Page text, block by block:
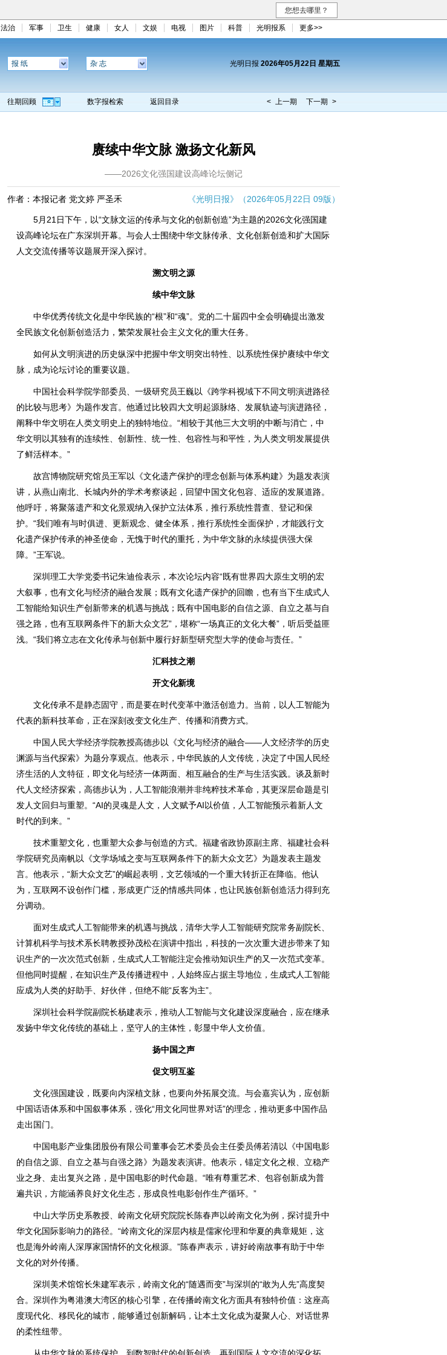
您想去哪里？
法治 军事 卫生 健康 女人 文娱 电视 图片 科普 光明报系 更多>>
报 纸 杂 志 光明日报 2026年05月22日 星期五
往期回顾 数字报检索 返回目录 < 上一期 下一期 >
赓续中华文脉 激扬文化新风
——2026文化强国建设高峰论坛侧记
作者：本报记者 党文婷 严圣禾 《光明日报》（2026年05月22日 09版）
5月21日下午，以“文脉文运的传承与文化的创新创造”为主题的2026文化强国建
设高峰论坛在广东深圳开幕。与会人士围绕中华文脉传承、文化创新创造和扩大国际
人文交流传播等议题展开深入探讨。
溯文明之源
续中华文脉
中华优秀传统文化是中华民族的“根”和“魂”。党的二十届四中全会明确提出激发
全民族文化创新创造活力，繁荣发展社会主义文化的重大任务。
如何从文明演进的历史纵深中把握中华文明突出特性、以系统性保护赓续中华文
脉，成为论坛讨论的重要议题。
中国社会科学院学部委员、一级研究员王巍以《跨学科视域下不同文明演进路径
的比较与思考》为题作发言。他通过比较四大文明起源脉络、发展轨迹与演进路径，
阐释中华文明在人类文明史上的独特地位。“相较于其他三大文明的中断与消亡，中
华文明以其独有的连续性、创新性、统一性、包容性与和平性，为人类文明发展提供
了鲜活样本。”
故宫博物院研究馆员王军以《文化遗产保护的理念创新与体系构建》为题发表演
讲，从燕山南北、长城内外的学术考察谈起，回望中国文化包容、适应的发展道路。
他呼吁，将聚落遗产和文化景观纳入保护立法体系，推行系统性普查、登记和保
护。“我们唯有与时俱进、更新观念、健全体系，推行系统性全面保护，才能践行文
化遗产保护传承的神圣使命，无愧于时代的重托，为中华文脉的永续提供强大保
障。”王军说。
深圳理工大学党委书记朱迪俭表示，本次论坛内容“既有世界四大原生文明的宏
大叙事，也有文化与经济的融合发展；既有文化遗产保护的回瞻，也有当下生成式人
工智能给知识生产创新带来的机遇与挑战；既有中国电影的自信之源、自立之基与自
强之路，也有互联网条件下的新大众文艺”，堪称“一场真正的文化大餐”，听后受益匪
浅。“我们将立志在文化传承与创新中履行好新型研究型大学的使命与责任。”
汇科技之潮
开文化新境
文化传承不是静态固守，而是要在时代变革中激活创造力。当前，以人工智能为
代表的新科技革命，正在深刻改变文化生产、传播和消费方式。
中国人民大学经济学院教授高德步以《文化与经济的融合——人文经济学的历史
渊源与当代探索》为题分享观点。他表示，中华民族的人文传统，决定了中国人民经
济生活的人文特征，即文化与经济一体两面、相互融合的生产与生活实践。谈及新时
代人文经济探索，高德步认为，人工智能浪潮并非纯粹技术革命，其更深层命题是引
发人文回归与重塑。“AI的灵魂是人文，人文赋予AI以价值，人工智能预示着新人文
时代的到来。”
技术重塑文化，也重塑大众参与创造的方式。福建省政协原副主席、福建社会科
学院研究员南帆以《文学场域之变与互联网条件下的新大众文艺》为题发表主题发
言。他表示，“新大众文艺”的崛起表明，文艺领域的一个重大转折正在降临。他认
为，互联网不设创作门槛，形成更广泛的情感共同体，也让民族创新创造活力得到充
分调动。
面对生成式人工智能带来的机遇与挑战，清华大学人工智能研究院常务副院长、
计算机科学与技术系长聘教授孙茂松在演讲中指出，科技的一次次重大进步带来了知
识生产的一次次范式创新，生成式人工智能注定会推动知识生产的又一次范式变革。
但他同时提醒，在知识生产及传播进程中，人始终应占据主导地位，生成式人工智能
应成为人类的好助手、好伙伴，但绝不能“反客为主”。
深圳社会科学院副院长杨建表示，推动人工智能与文化建设深度融合，应在继承
发扬中华文化传统的基础上，坚守人的主体性，彰显中华人文价值。
扬中国之声
促文明互鉴
文化强国建设，既要向内深植文脉，也要向外拓展交流。与会嘉宾认为，应创新
中国话语体系和中国叙事体系，强化“用文化同世界对话”的理念，推动更多中国作品
走出国门。
中国电影产业集团股份有限公司董事会艺术委员会主任委员傅若清以《中国电影
的自信之源、自立之基与自强之路》为题发表演讲。他表示，锚定文化之根、立稳产
业之身、走出复兴之路，是中国电影的时代命题。“唯有尊重艺术、包容创新成为普
遍共识，方能涵养良好文化生态，形成良性电影创作生产循环。”
中山大学历史系教授、岭南文化研究院院长陈春声以岭南文化为例，探讨提升中
华文化国际影响力的路径。“岭南文化的深层内核是儒家伦理和华夏的典章规矩，这
也是海外岭南人深厚家国情怀的文化根源。”陈春声表示，讲好岭南故事有助于中华
文化的对外传播。
深圳美术馆馆长朱建军表示，岭南文化的“随遇而变”与深圳的“敢为人先”高度契
合。深圳作为粤港澳大湾区的核心引擎，在传播岭南文化方面具有独特价值：这座高
度现代化、移民化的城市，能够通过创新解码，让本土文化成为凝聚人心、对话世界
的柔性纽带。